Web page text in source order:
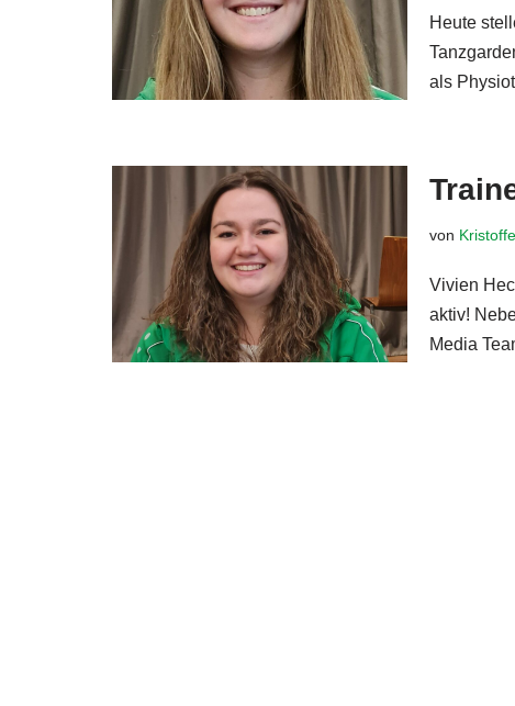
Heute
als
von
Vivien
aktiv!
Media